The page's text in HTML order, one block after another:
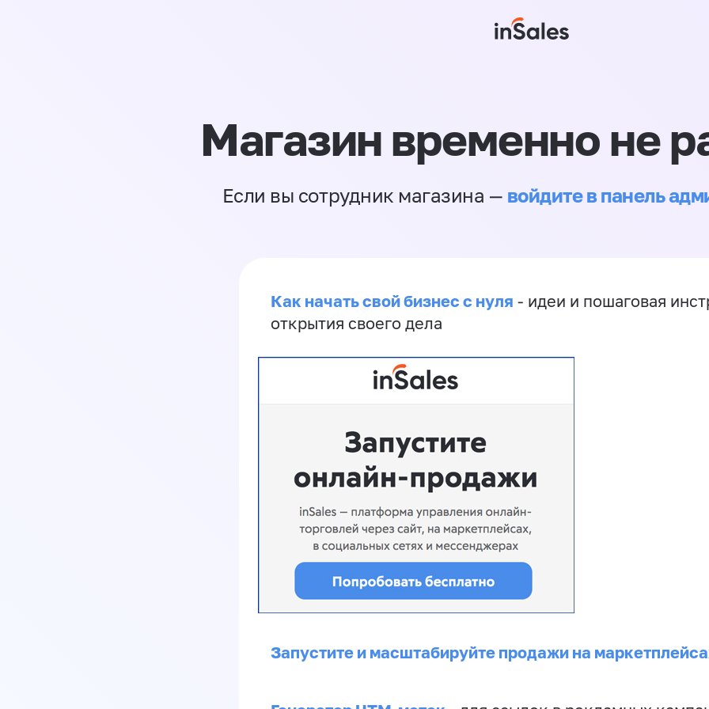
Магазин временно не
Если вы сотрудник магазина — войдите в панель
Как начать свой бизнес с нуля - идеи и пошаговая
открытия своего дела
Запустите и масштабируйте продажи на